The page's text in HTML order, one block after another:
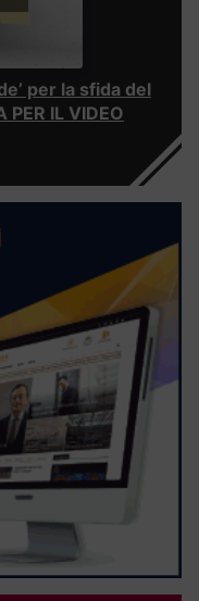
per la sfida del
IL VIDEO